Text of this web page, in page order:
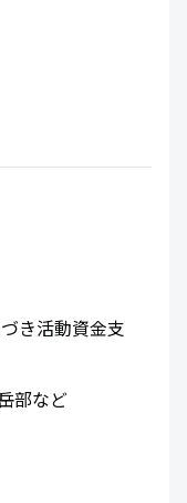
き活動資金支
部など